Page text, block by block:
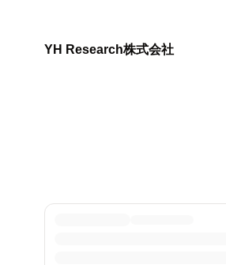
YH Research株式会社